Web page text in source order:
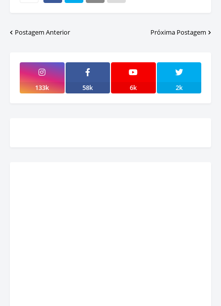
Postagem Anterior Próxima Postagem
133k 58k 6k 2k